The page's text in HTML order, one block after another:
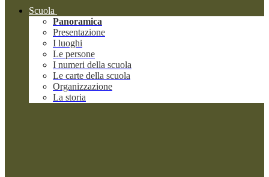
Scuola
Panoramica
Presentazione
I luoghi
Le persone
I numeri della scuola
Le carte della scuola
Organizzazione
La storia